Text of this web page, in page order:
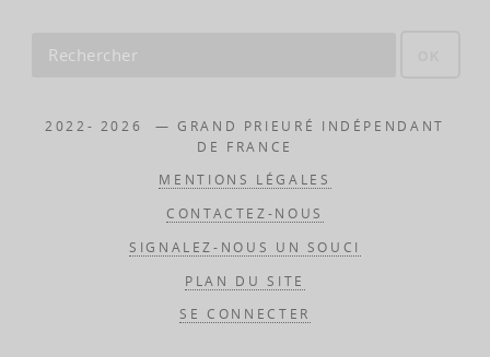
2022- 2026 — GRAND PRIEURÉ INDÉPENDANT
DE FRANCE
MENTIONS LÉGALES
CONTACTEZ-NOUS
SIGNALEZ-NOUS UN SOUCI
PLAN DU SITE
SE CONNECTER